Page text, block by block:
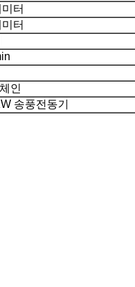
터
터
인
송풍전동기